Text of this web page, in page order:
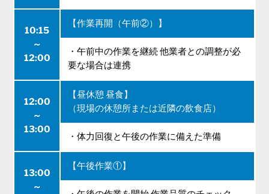
10:15
～
12:00
【作業再開（午前②）】
・午前中の作業を継続 他業者との調整が必
要な場合は連携
12:00
～
13:00
【昼休憩 昼食】
（現場の休憩所または近隣の飲食店）
・体力回復と午後の作業に備えた準備
13:00
～
【午後作業①】